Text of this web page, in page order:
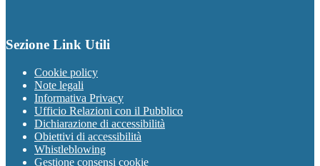
Sezione Link Utili
Cookie policy
Note legali
Informativa Privacy
Ufficio Relazioni con il Pubblico
Dichiarazione di accessibilità
Obiettivi di accessibilità
Whistleblowing
Gestione consensi cookie